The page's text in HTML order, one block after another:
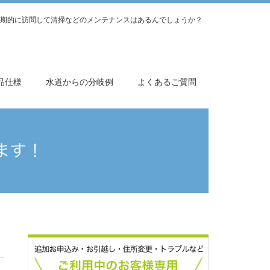
仕様 水道からの分岐例 よくあるご質問
的に訪問して清掃などのメンテナンスはあるんでしょうか？